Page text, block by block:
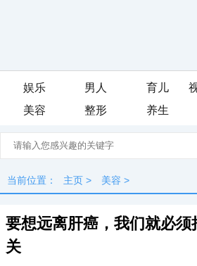
娱乐 男人 育儿
美容
整形 养生
当前位置： 主页 > 美容 >
要想远离肝癌，我们就必须
关